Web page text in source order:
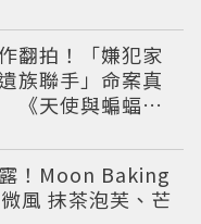
翻拍！「嫌犯家
族聯手」命案真
《天使與蝙蝠》
！Moon Baking
風 抹茶泡芙、芒